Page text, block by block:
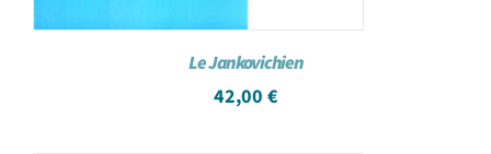
Le Jankovichien
42,00 €